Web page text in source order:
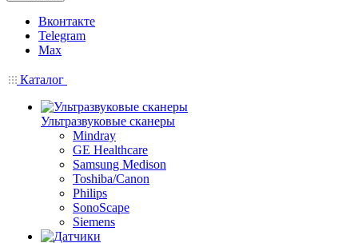
Вконтакте
Telegram
Max
Каталог
Ультразвуковые сканеры
Mindray
GE Healthcare
Samsung Medison
Toshiba/Canon
Philips
SonoScape
Siemens